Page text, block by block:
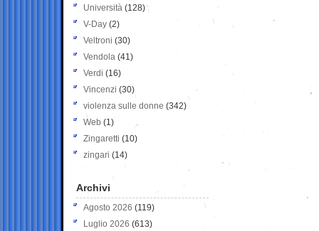
Università (128)
V-Day (2)
Veltroni (30)
Vendola (41)
Verdi (16)
Vincenzi (30)
violenza sulle donne (342)
Web (1)
Zingaretti (10)
zingari (14)
Archivi
Agosto 2026 (119)
Luglio 2026 (613)